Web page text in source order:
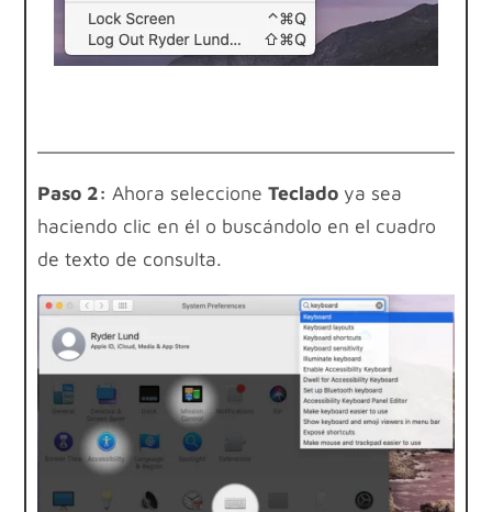
Paso 2: Ahora seleccioneTeclado ya sea
haciendo clic en él o buscándolo en el cuadro
de texto de consulta.